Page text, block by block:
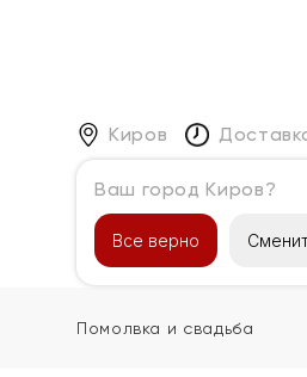
Киров
Ваш город Киров?
Все верно
Каталог
Помолвка и свадьба